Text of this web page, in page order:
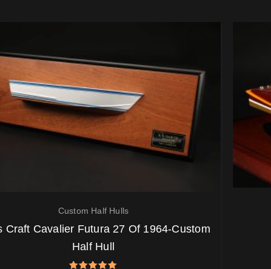
Custom Half Hulls
Craft Cavalier Futura 27 Of 1964-Custom
Half Hull